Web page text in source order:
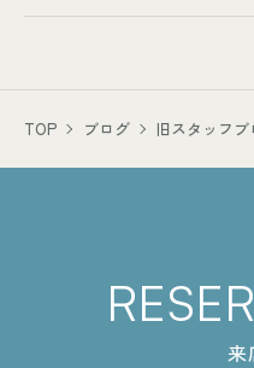
TOP ブログ 旧スタッフブ
来